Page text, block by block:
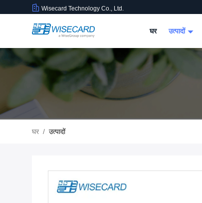
Wisecard Technology Co., Ltd.
घर उत्पादों
घर / उत्पादों